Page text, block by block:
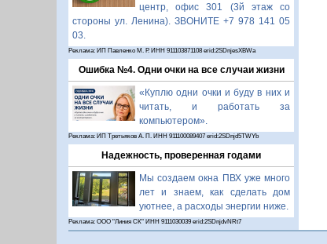
центр, офис 301 (3й этаж со
стороны ул. Ленина). ЗВОНИТЕ +7 978 141 05
03.
Реклама: ИП Павленко М. Р. ИНН 911103871108 erid:2SDnjesXBWa
Ошибка №4. Одни очки на все случаи жизни
«Куплю одни очки и буду в них и
читать, и работать за
компьютером».
Реклама: ИП Третьяков А. П. ИНН 911100089407 erid:2SDnjd5TWYb
Надежность, проверенная годами
Мы создаем окна ПВХ уже много
лет и знаем, как сделать дом
уютнее, а расходы энергии ниже.
Реклама: ООО "Линия СК" ИНН 9111030039 erid:2SDnjdvNRt7